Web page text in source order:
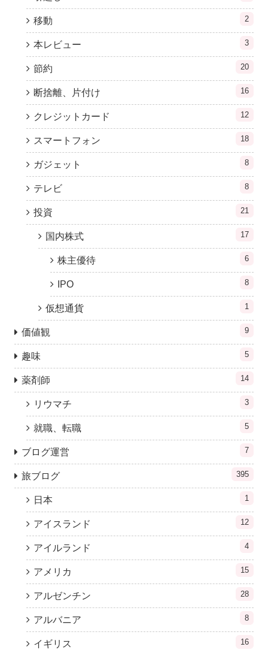
移動 2
本レビュー 3
節約 20
断捨離、片付け 16
クレジットカード 12
スマートフォン 18
ガジェット 8
テレビ 8
投資 21
国内株式 17
株主優待 6
IPO 8
仮想通貨 1
価値観 9
趣味 5
薬剤師 14
リウマチ 3
就職、転職 5
ブログ運営 7
旅ブログ 395
日本 1
アイスランド 12
アイルランド 4
アメリカ 15
アルゼンチン 28
アルバニア 8
イギリス 16